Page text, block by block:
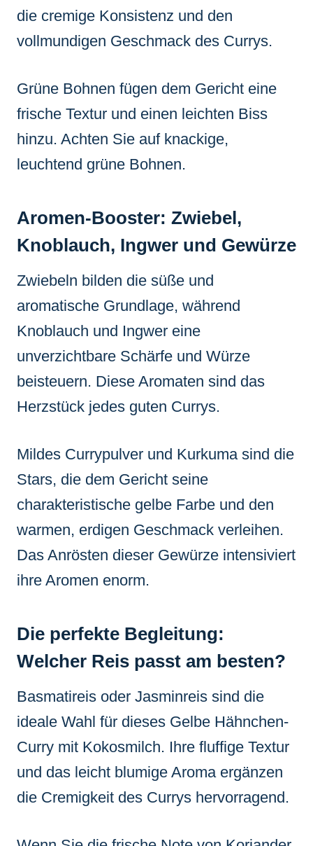
die cremige Konsistenz und den
vollmundigen Geschmack des Currys.
Grüne Bohnen fügen dem Gericht eine
frische Textur und einen leichten Biss
hinzu. Achten Sie auf knackige,
leuchtend grüne Bohnen.
Aromen-Booster: Zwiebel,
Knoblauch, Ingwer und Gewürze
Zwiebeln bilden die süße und
aromatische Grundlage, während
Knoblauch und Ingwer eine
unverzichtbare Schärfe und Würze
beisteuern. Diese Aromaten sind das
Herzstück jedes guten Currys.
Mildes Currypulver und Kurkuma sind die
Stars, die dem Gericht seine
charakteristische gelbe Farbe und den
warmen, erdigen Geschmack verleihen.
Das Anrösten dieser Gewürze intensiviert
ihre Aromen enorm.
Die perfekte Begleitung:
Welcher Reis passt am besten?
Basmatireis oder Jasminreis sind die
ideale Wahl für dieses Gelbe Hähnchen-
Curry mit Kokosmilch. Ihre fluffige Textur
und das leicht blumige Aroma ergänzen
die Cremigkeit des Currys hervorragend.